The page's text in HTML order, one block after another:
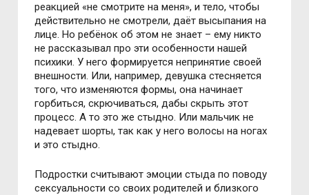
реакцией «не смотрите на меня», и тело, чтобы
действительно не смотрели, даёт высыпания на
лице. Но ребёнок об этом не знает – ему никто
не рассказывал про эти особенности нашей
психики. У него формируется непринятие своей
внешности. Или, например, девушка стесняется
того, что изменяются формы, она начинает
горбиться, скрючиваться, дабы скрыть этот
процесс. А то это же стыдно. Или мальчик не
надевает шорты, так как у него волосы на ногах
и это стыдно.
Подростки считывают эмоции стыда по поводу
сексуальности со своих родителей и близкого